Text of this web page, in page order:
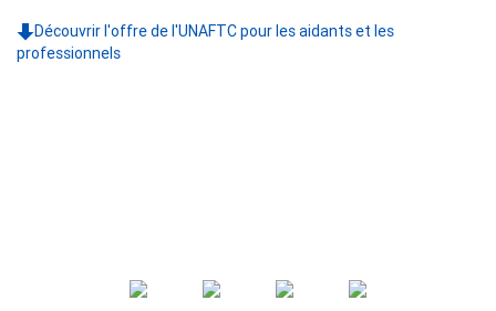
Découvrir l'offre de l'UNAFTC pour les aidants et les
professionnels